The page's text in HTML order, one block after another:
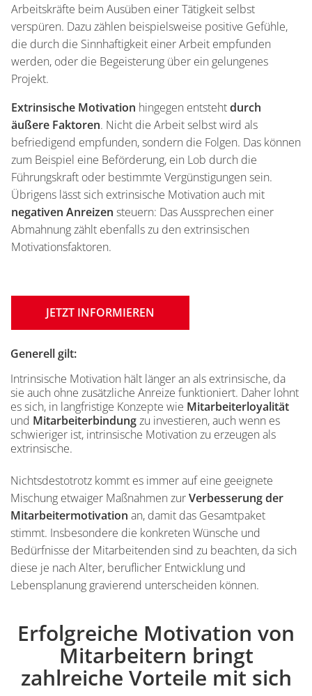
Arbeitskräfte beim Ausüben einer Tätigkeit selbst
verspüren. Dazu zählen beispielsweise positive Gefühle,
die durch die Sinnhaftigkeit einer Arbeit empfunden
werden, oder die Begeisterung über ein gelungenes
Projekt.
Extrinsische Motivation hingegen entstehtdurch
äußere Faktoren. Nicht die Arbeit selbst wird als
befriedigend empfunden, sondern die Folgen. Das können
zum Beispiel eine Beförderung, ein Lob durch die
Führungskraft oder bestimmte Vergünstigungen sein.
Übrigens lässt sich extrinsische Motivation auch mit
negativen Anreizen steuern: Das Aussprechen einer
Abmahnung zählt ebenfalls zu den extrinsischen
Motivationsfaktoren.
JETZT INFORMIEREN
Einleitung
Generell gilt:
Intrinsische Motivation hält länger an als extrinsische, da
sie auch ohne zusätzliche Anreize funktioniert. Daher lohnt
es sich, in langfristige Konzepte wie Mitarbeiterloyalität
und Mitarbeiterbindungzu investieren, auch wenn es
schwieriger ist, intrinsische Motivation zu erzeugen als
extrinsische.
Inhalt
Nichtsdestotrotz kommt es immer auf eine geeignete
Mischung etwaiger Maßnahmen zurVerbesserung der
Mitarbeitermotivation an, damit das Gesamtpaket
stimmt. Insbesondere die konkreten Wünsche und
Bedürfnisse der Mitarbeitenden sind zu beachten, da sich
diese je nach Alter, beruflicher Entwicklung und
Lebensplanung gravierend unterscheiden können.
Einleitung
Erfolgreiche Motivation von
Mitarbeitern bringt
zahlreiche Vorteile mit sich